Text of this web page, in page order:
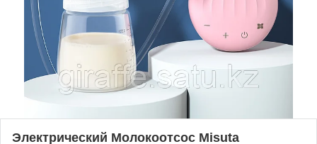
Электрический Молокоотсос Misuta